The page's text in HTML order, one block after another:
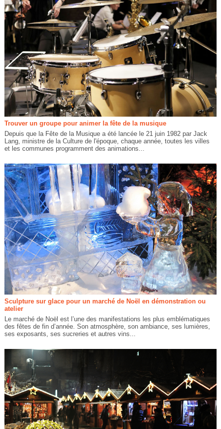
Trouver un groupe pour animer la fête de la musique
Depuis que la Fête de la Musique a été lancée le 21 juin 1982 par Jack
Lang, ministre de la Culture de l'époque, chaque année, toutes les villes
et les communes programment des animations...
Sculpture sur glace pour un marché de Noël en démonstration ou
atelier
Le marché de Noël est l’une des manifestations les plus emblématiques
des fêtes de fin d’année. Son atmosphère, son ambiance, ses lumières,
ses exposants, ses sucreries et autres vins...